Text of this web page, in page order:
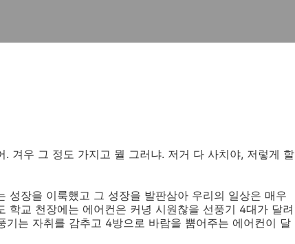
. 겨우 그 정도 가지고 뭘 그러냐. 저거 다 사치야, 저렇게 할
성장을 이룩했고 그 성장을 발판삼아 우리의 일상은 매우
학교 천장에는 에어컨은 커녕 시원찮을 선풍기 4대가 달려
기는 자취를 감추고 4방으로 바람을 뿜어주는 에어컨이 달